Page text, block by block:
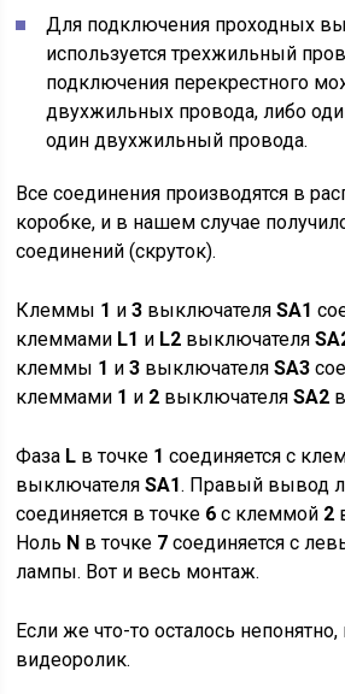
Для подключения проходных
используется трехжильный
подключения перекрестного
двухжильных провода, либо
один двухжильный провода.
Все соединения производятся в
коробке, и в нашем случае
соединений (скруток).
Клеммы 1 и3 выключателяSA1
клеммами L1 и L2 выключателя
клеммы 1 и3 выключателяSA3
клеммами 1 и 2 выключателяSA2
Фаза L в точке 1 соединяется с
выключателяSA1. Правый вывод
соединяется в точке 6 с клеммой 2
Ноль N в точке 7 соединяется с
лампы. Вот и весь монтаж.
Если же что-то осталось непонятно,
видеоролик.